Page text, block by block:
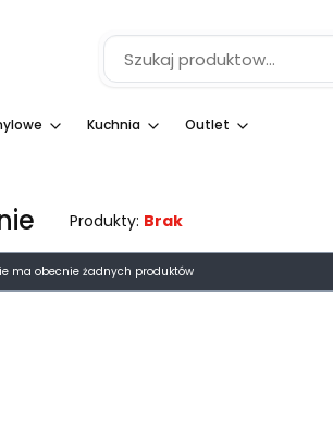
Kuchnia Outlet
Produkty: Brak
ma obecnie żadnych produktów